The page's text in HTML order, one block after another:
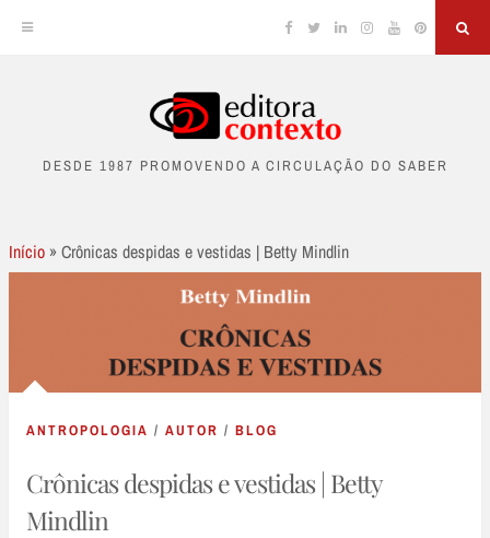
content
Facebook
TwitterLinkedinInstagram
YouTubePinterest
DESDE 1987 PROMOVENDO A CIRCULAÇÃO DO SABER
Início »Crônicas despidas e vestidas | Betty Mindlin
ANTROPOLOGIA / AUTOR / BLOG
Crônicas despidas e vestidas | Betty
Mindlin